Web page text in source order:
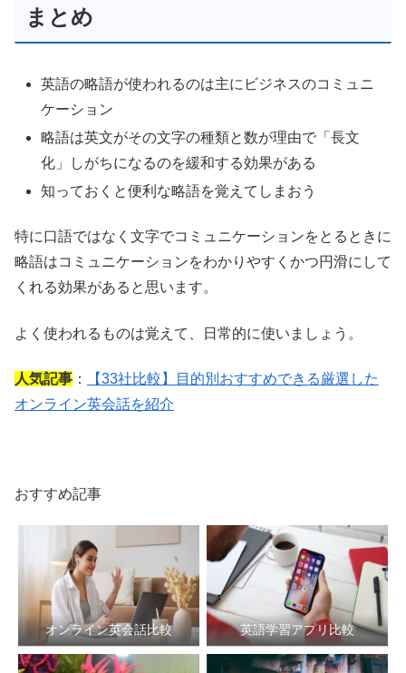
まとめ
英語の略語が使われるのは主にビジネスのコミュニ
ケーション
略語は英文がその文字の種類と数が理由で「長文
化」しがちになるのを緩和する効果がある
知っておくと便利な略語を覚えてしまおう
特に口語ではなく文字でコミュニケーションをとるときに
略語はコミュニケーションをわかりやすくかつ円滑にして
くれる効果があると思います。
よく使われるものは覚えて、日常的に使いましょう。
人気記事 ：
【33社比較】目的別おすすめできる厳選した
オンライン英会話を紹介
おすすめ記事
オンライン英会話比較 英語学習アプリ比較